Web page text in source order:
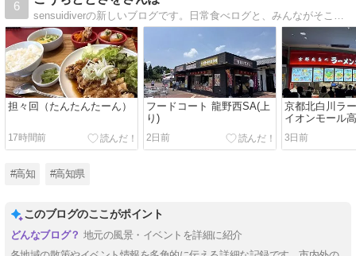
6
sensuidiverの新しいブログです。日常食べログと、みんながそこを訪れたい。そこに行きたいと思えるように心掛けながら投稿（しているつもり）
担々回（たんたんたーん）
17時間前
フードコート 龍野西SA(上
り)
2日前
京都北白川ラ
イオンモール
3日前
#高知 #高知県
このブログのここがポイント
地元の風景・イベントを詳細に紹介